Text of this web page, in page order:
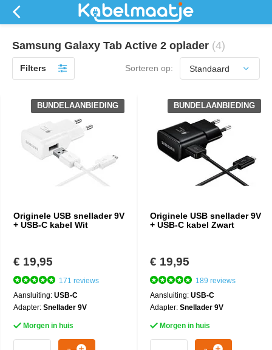
Samsung Galaxy Tab Active 2 oplader (4)
Filters Sorteren op:
Originele USB snellader 9V
+ USB-C kabel Wit
BUNDELAANBIEDING
€ 19,95
171 reviews
Aansluiting: USB-C
Adapter: Snellader 9V
Morgen in huis
Originele USB snellader 9V
+ USB-C kabel Zwart
BUNDELAANBIEDING
€ 19,95
189 reviews
Aansluiting: USB-C
Adapter: Snellader 9V
Morgen in huis